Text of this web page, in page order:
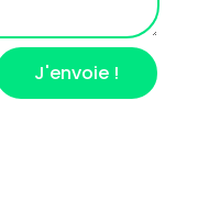
J'envoie !